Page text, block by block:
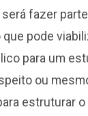
fazer
pode
para um
ou
estruturar